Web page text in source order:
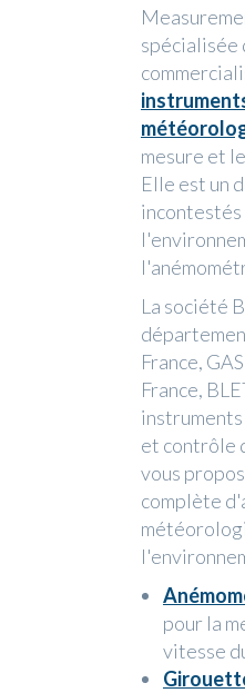
spécialisée
mesure et
Elle est un
incontestés
La société
France,
France,
et contrôle
vous
complète
pour la
vitesse